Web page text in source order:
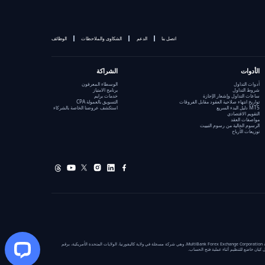
اتصل بنا الدعم الشكاوى والملاحظات الوظائف
الأدوات
أدوات التداول
شروط التداول
ساعات التداول وإشعار الإجازة
تواريخ انتهاء صلاحية العقود مقابل الفروقات
MT5 دليل البدء السريع
التقويم الاقتصادي
مواصفات العقد
الرسوم الخالية من رسوم التبييت
توزيعات الأرباح
الشراكة
الوسطاء المعرفون
برنامج الامتياز
خدمات برايم
التسويق بالعمولة CPA
استكشف عروضنا الخاصة بالشركاء
حقوق النشر ©: حقوق النشر © 2005-2026 MEX Group Worldwide Limited. جميع الحقوق محفوظة. مجموعة ملتي بانك هي اسم تجاري مسجل لشركة MEX Group Worldwide Limited. 99 Queens Road، سنترال، هونغ كونغ. MultiBank Exchange هو الاسم التجاري لشركة MultiBank Forex Exchange Corporation، وهي شركة مسجلة في ولاية كاليفورنيا، الولايات المتحدة الأمريكية، برقم